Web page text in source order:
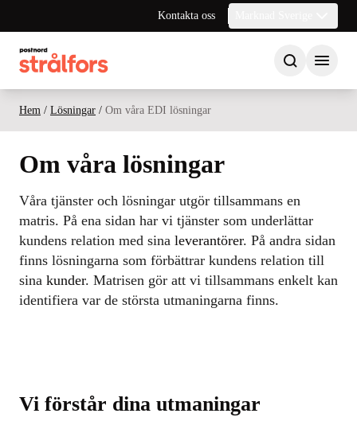
Kontakta oss
Hem / Lösningar / Om våra EDI lösningar
Om våra lösningar
Våra tjänster och lösningar utgör tillsammans en
matris. På ena sidan har vi tjänster som underlättar
kundens relation med sina leverantörer. På andra sidan
finns lösningarna som förbättrar kundens relation till
sina kunder. Matrisen gör att vi tillsammans enkelt kan
identifiera var de största utmaningarna finns.
Vi förstår dina utmaningar